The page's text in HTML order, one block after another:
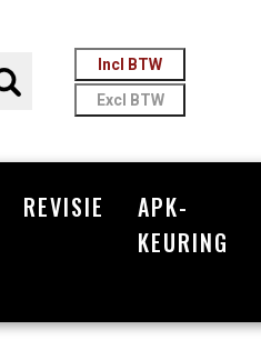
Incl BTW
Excl BTW
Winkelwagen
REVISIE
APK-
KEURING